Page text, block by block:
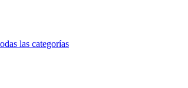
las categorías